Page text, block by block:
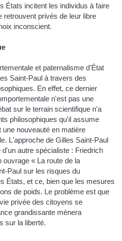
États incitent les individus à faire
retrouvent privés de leur libre
inconscient.
et paternalisme d'État
Saint-Paul à travers des
En effet, ce dernier
n'est pas une
sur le terrain scientifique n'a
philosophiques qu'il assume
nouveauté en matière
L'approche de Gilles Saint-Paul
autre spécialiste : Friedrich
ouvrage « La route de la
Paul sur les risques du
États, et ce, bien que les mesures
de poids. Le problème est que
privée des citoyens se
grandissante mènera
sur la liberté.